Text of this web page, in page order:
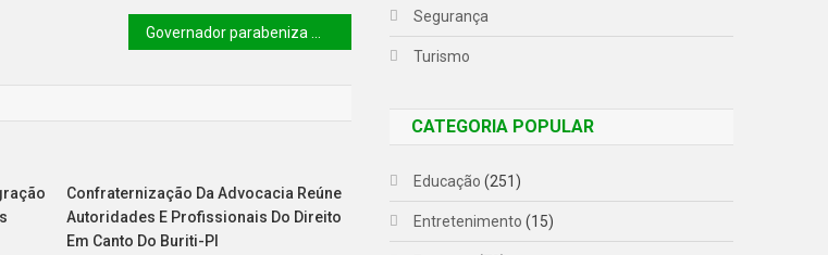
Confraternização Da Advocacia Reúne
Autoridades E Profissionais Do Direito
Em Canto Do Buriti-PI
Segurança
Turismo
CATEGORIA POPULAR
Educação (251)
Entretenimento (15)